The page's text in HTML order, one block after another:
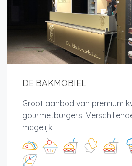
DE BAKMOBIEL
Groot aanbod van premium
gourmetburgers.
mogelijk.